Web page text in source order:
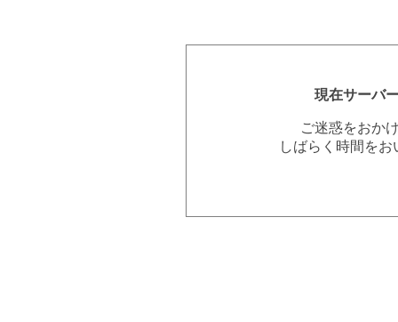
現在サーバ
ご迷惑をおか
しばらく時間を